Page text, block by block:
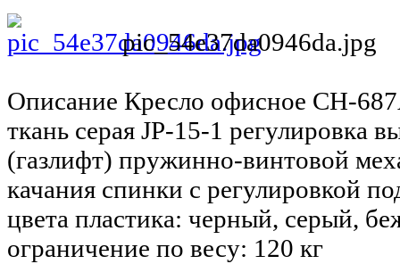
pic_54e37da0946da.jpg
Описание Кресло офисное CH-
ткань серая JP-15-1 регулировка
(газлифт) пружинно-винтовой
качания спинки с регулировкой
цвета пластика: черный, серый,
ограничение по весу: 120 кг